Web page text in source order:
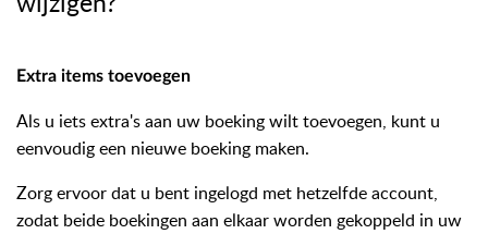
Extra items toevoegen
Als u iets extra's aan uw boeking wilt toevoegen, kunt u
eenvoudig een nieuwe boeking maken.
Zorg ervoor dat u bent ingelogd met hetzelfde account,
zodat beide boekingen aan elkaar worden gekoppeld in uw